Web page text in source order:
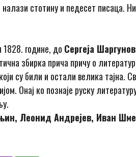
налази стотину и педесет писаца.
1828. године, до Сергеја
збирка прича причу о
су били и остали велика тајна.
Онај ко познаје руску
Леонид Андрејев, Иван